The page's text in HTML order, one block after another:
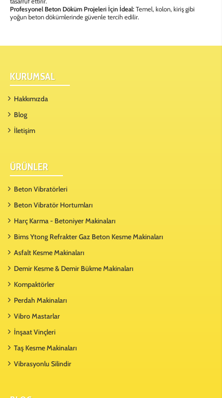
Profesyonel Beton Döküm Projeleri İçin İdeal:Temel, kolon, kiriş gibi
yoğun beton dökümlerinde güvenle tercih edilir.
KURUMSAL
Hakkımızda
Blog
İletişim
ÜRÜNLER
Beton Vibratörleri
Beton Vibratör Hortumları
Harç Karma - Betoniyer Makinaları
Bims Ytong Refrakter Gaz Beton Kesme Makinaları
Asfalt Kesme Makinaları
Demir Kesme & Demir Bükme Makinaları
Kompaktörler
Perdah Makinaları
Vibro Mastarlar
İnşaat Vinçleri
Taş Kesme Makinaları
Vibrasyonlu Silindir